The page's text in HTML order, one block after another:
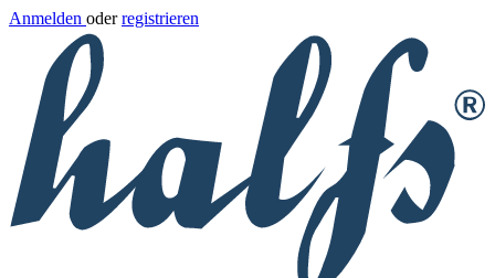
Anmelden oder registrieren